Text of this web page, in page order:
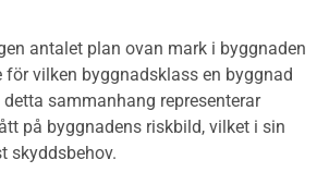
antalet plan ovan mark i byggnaden
för vilken byggnadsklass en byggnad
sammanhang representerar
på byggnadens riskbild, vilket i sin
skyddsbehov.